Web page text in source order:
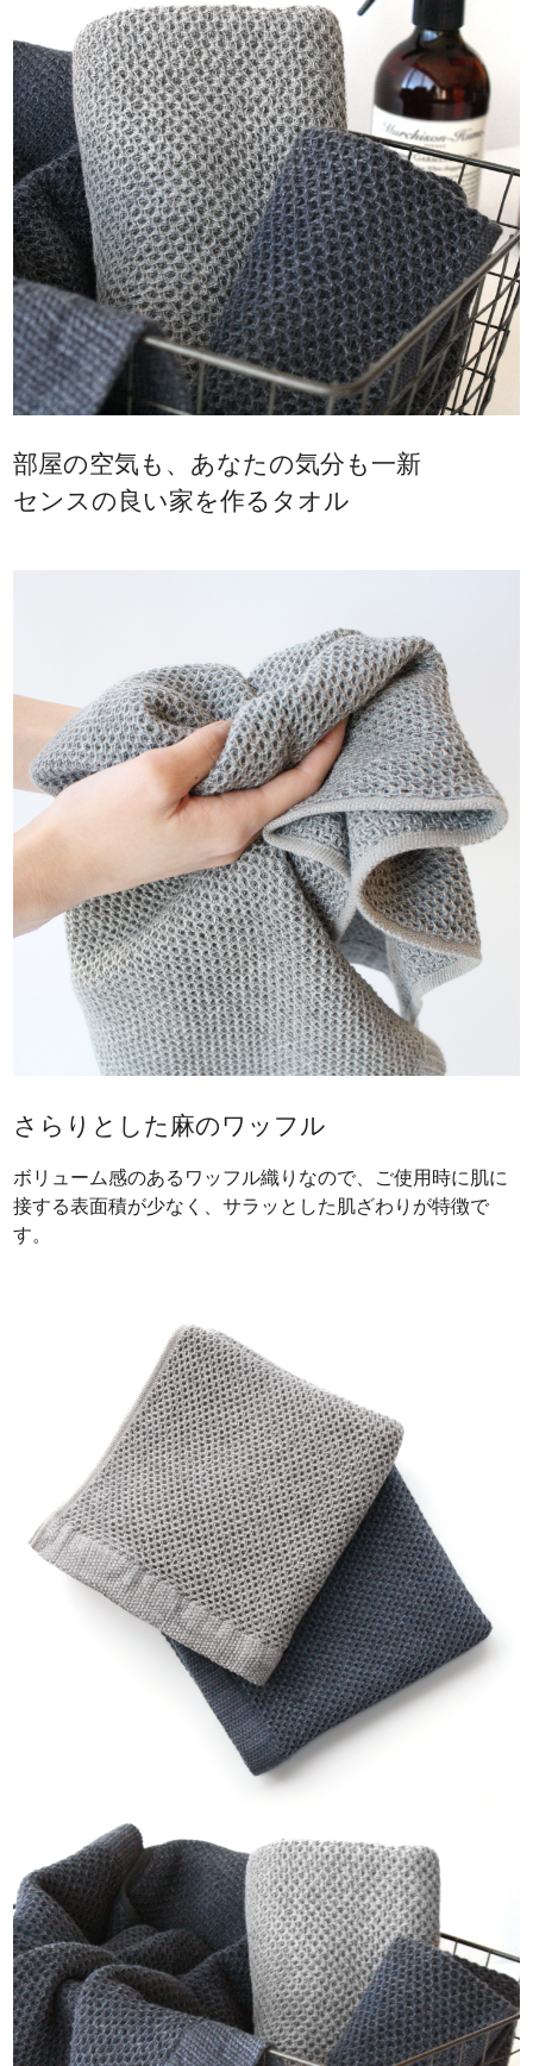
部屋の空気も、あなたの気分も一新
センスの良い家を作るタオル
さらりとした麻のワッフル
ボリューム感のあるワッフル織りなので、ご使用時に肌に
接する表面積が少なく、サラッとした肌ざわりが特徴で
す。